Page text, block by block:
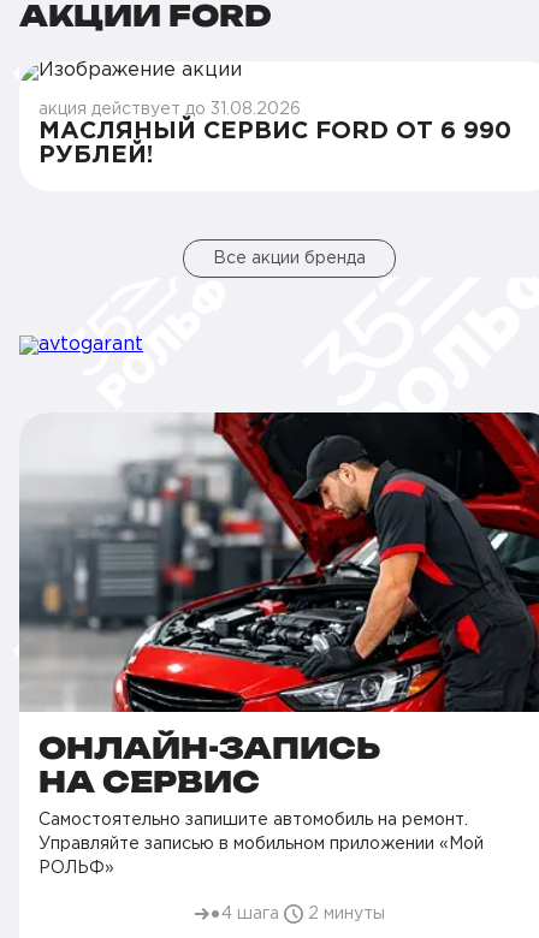
АКЦИИ FORD
акция действует до 31.08.2026
МАСЛЯНЫЙ СЕРВИС FORD ОТ 6 990
РУБЛЕЙ!
Все акции бренда
ОНЛАЙН-ЗАПИСЬ
НА СЕРВИС
Самостоятельно запишите автомобиль на ремонт.
Управляйте записью в мобильном приложении «Мой
РОЛЬФ»
4 шага 2 минуты